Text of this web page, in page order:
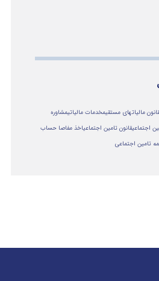
مالیاتهای مستقیمخدمات مالیاتیمشاوره
اجتماعیقانون تامین اجتماعیاخذ مفاصا حساب
تامین اجتماعی